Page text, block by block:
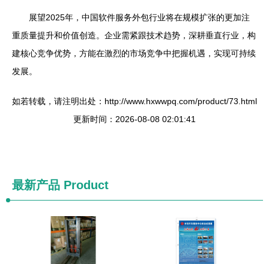
展望2025年，中国软件服务外包行业将在规模扩张的更加注
重质量提升和价值创造。企业需紧跟技术趋势，深耕垂直行业，构
建核心竞争优势，方能在激烈的市场竞争中把握机遇，实现可持续
发展。
如若转载，请注明出处：http://www.hxwwpq.com/product/73.html
更新时间：2026-08-08 02:01:41
最新产品 Product